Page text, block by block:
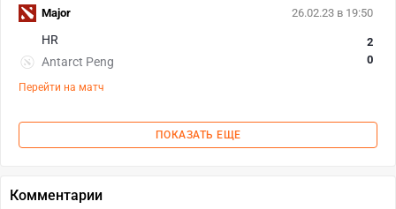
26.02.23 в 19:50
HR
Antarct Peng
2
0
Перейти на матч
Major
ПОКАЗАТЬ ЕЩЕ
Комментарии